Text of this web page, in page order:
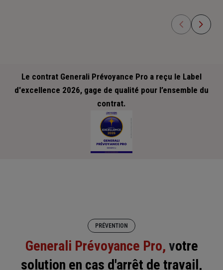
Le contrat Generali Prévoyance Pro a reçu le Label
d'excellence 2026, gage de qualité pour l’ensemble du
contrat.
PRÉVENTION
Generali Prévoyance Pro, votre
solution en cas d'arrêt de travail,